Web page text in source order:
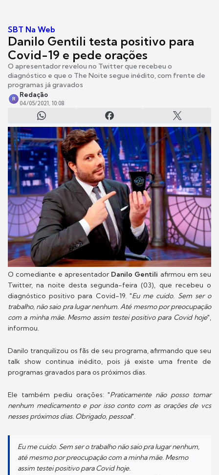
SBT Na Web
Danilo Gentili testa positivo para
Covid-19 e pede orações
O apresentador revelou no Twitter que recebeu o
diagnóstico e que o The Noite segue inédito, com frente de
programas já gravados
R
Redação
04/05/2021, 10:08
O comediante e apresentadorDanilo Gentili afirmou em seu
Twitter, na noite desta segunda-feira (03), que recebeu o
diagnóstico positivo para Covid-19. "Eu me cuido. Sem ser o
trabalho, não saio pra lugar nenhum. Até mesmo por preocupação
com a minha mãe. Mesmo assim testei positivo para Covid hoje",
informou.
Danilo tranquilizou os fãs de seu programa, afirmando que seu
talk show continua inédito, pois já existe uma frente de
programas gravados para os próximos dias.
Ele também pediu orações: "Praticamente não posso tomar
nenhum medicamento e por isso conto com as orações de vcs
nesses próximos dias. Obrigado, pessoal".
Eu me cuido. Sem ser o trabalho não saio pra lugar nenhum,
até mesmo por preocupação com a minha mãe. Mesmo
assim testei positivo para Covid hoje.